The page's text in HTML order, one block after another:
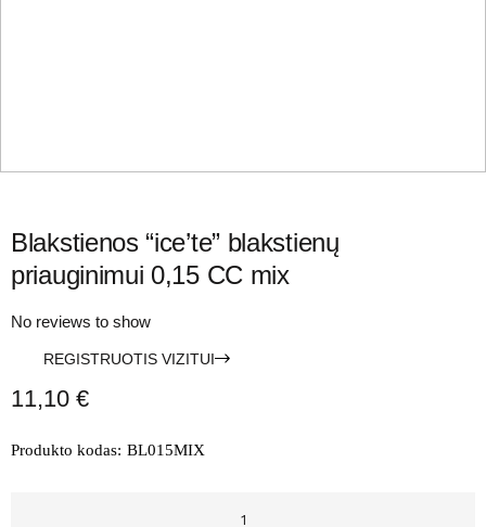
Blakstienos “ice’te” blakstienų
priauginimui 0,15 CC mix
No reviews to show
REGISTRUOTIS VIZITUI
11,10 €
Produkto kodas: BL015MIX